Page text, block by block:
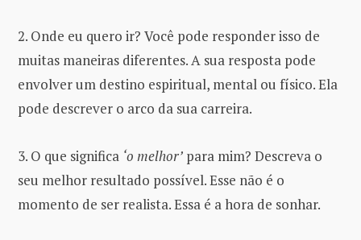
2. Onde eu quero ir? Você pode responder isso de
muitas maneiras diferentes. A sua resposta pode
envolver um destino espiritual, mental ou físico. Ela
pode descrever o arco da sua carreira.
3. O que significa ‘o melhor’ para mim? Descreva o
seu melhor resultado possível. Esse não é o
momento de ser realista. Essa é a hora de sonhar.